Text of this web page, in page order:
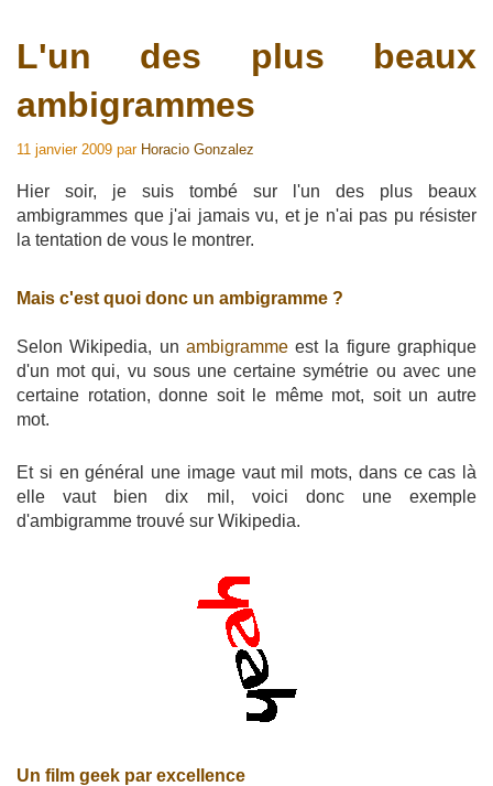
L'un des plus beaux
ambigrammes
11 janvier 2009 par Horacio Gonzalez
Hier soir, je suis tombé sur l'un des plus beaux
ambigrammes que j'ai jamais vu, et je n'ai pas pu résister
la tentation de vous le montrer.
Mais c'est quoi donc un ambigramme ?
Selon Wikipedia, un ambigrammeest la figure graphique
d'un mot qui, vu sous une certaine symétrie ou avec une
certaine rotation, donne soit le même mot, soit un autre
mot.
Et si en général une image vaut mil mots, dans ce cas là
elle vaut bien dix mil, voici donc une exemple
d'ambigramme trouvé sur Wikipedia.
Un film geek par excellence